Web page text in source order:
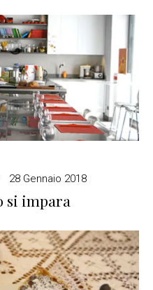
28 Gennaio 2018
si impara